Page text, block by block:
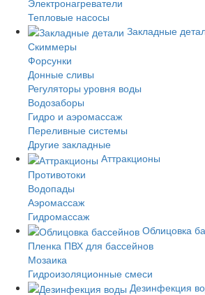
Электронагреватели
Тепловые насосы
Закладные
Скиммеры
Форсунки
Донные сливы
Регуляторы уровня воды
Водозаборы
Гидро и аэромассаж
Переливные системы
Другие закладные
Аттракционы
Противотоки
Водопады
Аэромассаж
Гидромассаж
Облицовка
Пленка ПВХ для бассейнов
Мозаика
Гидроизоляционные смеси
Дезинфекция